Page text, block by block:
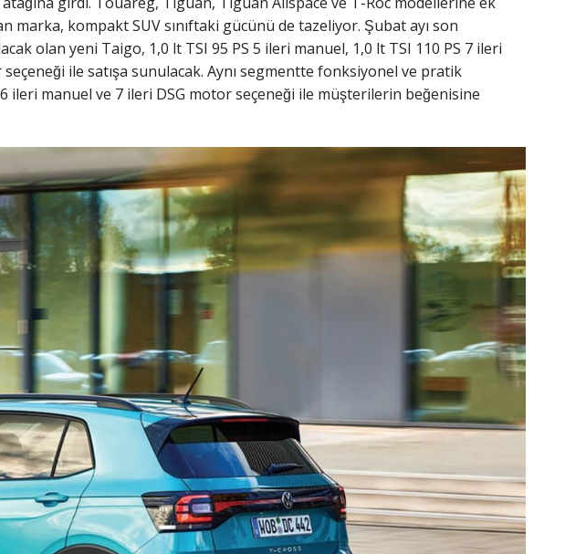
kompakt SUV sınıftaki gücünü de tazeliyor. Şubat ayı son
olan yeni Taigo, 1,0 lt TSI 95 PS 5 ileri manuel, 1,0 lt TSI 110 PS 7 ileri
ile satışa sunulacak. Aynı segmentte fonksiyonel ve pratik
ileri manuel ve 7 ileri DSG motor seçeneği ile müşterilerin beğenisine